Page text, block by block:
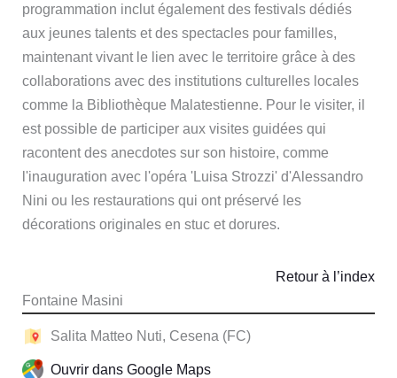
programmation inclut également des festivals dédiés
aux jeunes talents et des spectacles pour familles,
maintenant vivant le lien avec le territoire grâce à des
collaborations avec des institutions culturelles locales
comme la Bibliothèque Malatestienne. Pour le visiter, il
est possible de participer aux visites guidées qui
racontent des anecdotes sur son histoire, comme
l'inauguration avec l'opéra 'Luisa Strozzi' d'Alessandro
Nini ou les restaurations qui ont préservé les
décorations originales en stuc et dorures.
Fontaine Masini
Retour à l’index
Salita Matteo Nuti, Cesena (FC)
Ouvrir dans Google Maps